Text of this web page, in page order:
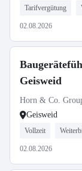
Tarifvergütung
02.08.2026
Geisweid
Horn & Co.
Geisweid
Vollzeit
02.08.2026